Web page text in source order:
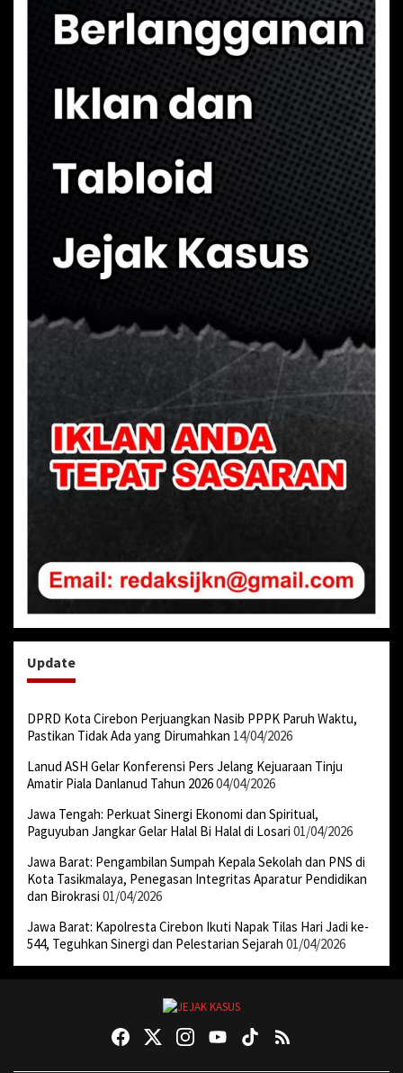
Update
DPRD Kota Cirebon Perjuangkan Nasib PPPK Paruh Waktu,
Pastikan Tidak Ada yang Dirumahkan 14/04/2026
Lanud ASH Gelar Konferensi Pers Jelang Kejuaraan Tinju
Amatir Piala Danlanud Tahun 202604/04/2026
Jawa Tengah: Perkuat Sinergi Ekonomi dan Spiritual,
Paguyuban Jangkar Gelar Halal Bi Halal di Losari 01/04/2026
Jawa Barat: Pengambilan Sumpah Kepala Sekolah dan PNS di
Kota Tasikmalaya, Penegasan Integritas Aparatur Pendidikan
dan Birokrasi 01/04/2026
Jawa Barat: Kapolresta Cirebon Ikuti Napak Tilas Hari Jadi ke-
544, Teguhkan Sinergi dan Pelestarian Sejarah 01/04/2026